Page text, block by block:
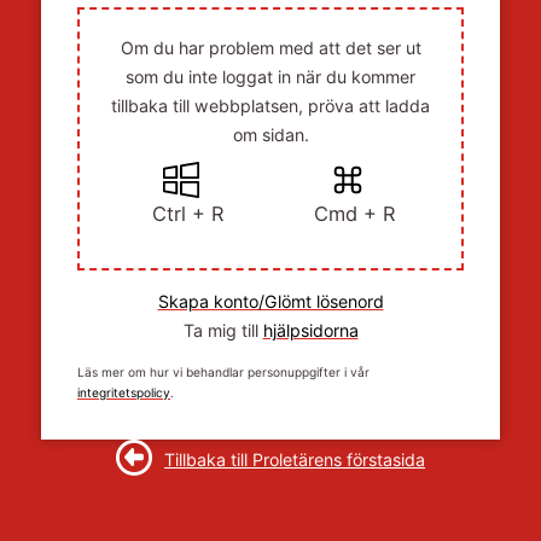
Om du har problem med att det ser ut
som du inte loggat in när du kommer
tillbaka till webbplatsen, pröva att ladda
om sidan.
Ctrl + R Cmd + R
Skapa konto/Glömt lösenord
Ta mig till hjälpsidorna
Läs mer om hur vi behandlar personuppgifter i vår
integritetspolicy.
Tillbaka till Proletärens förstasida